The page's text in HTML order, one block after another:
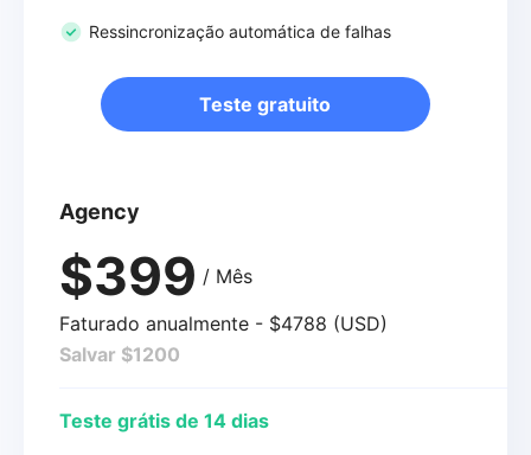
Ressincronização automática de falhas
Teste gratuito
Agency
$399 / Mês
Faturado anualmente - $4788 (USD)
Salvar $1200
Teste grátis de 14 dias